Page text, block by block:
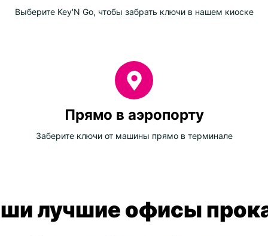
Выберите Key'N Go, чтобы забрать ключи в нашем киоске
Прямо в аэропорту
Заберите ключи от машины прямо в терминале
лучшие офисы